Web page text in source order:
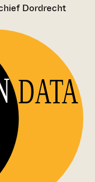
Dordrecht
DATA